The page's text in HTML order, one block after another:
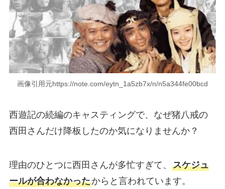
画像引用元https://note.com/eytn_1a5zb7x/n/n5a344fe00bcd
西遊記の続編のキャスティングで、なぜ猪八戒の
西田さんだけ降板したのか気になりませんか？
理由のひとつに西田さんが多忙すぎて、 スケジュ
ールが合わなかったからと言われています。